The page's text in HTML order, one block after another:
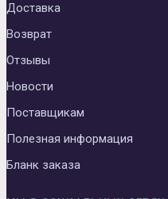
Доставка
Возврат
Отзывы
Новости
Поставщикам
Полезная информация
Бланк заказа